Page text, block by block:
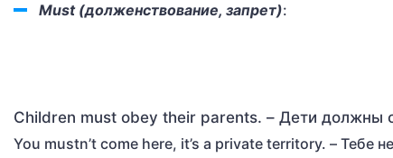
Must (долженствование, запрет):
Children must obey their parents. – Дети должны
You mustn’t come here, it’s a private territory. – Тебе